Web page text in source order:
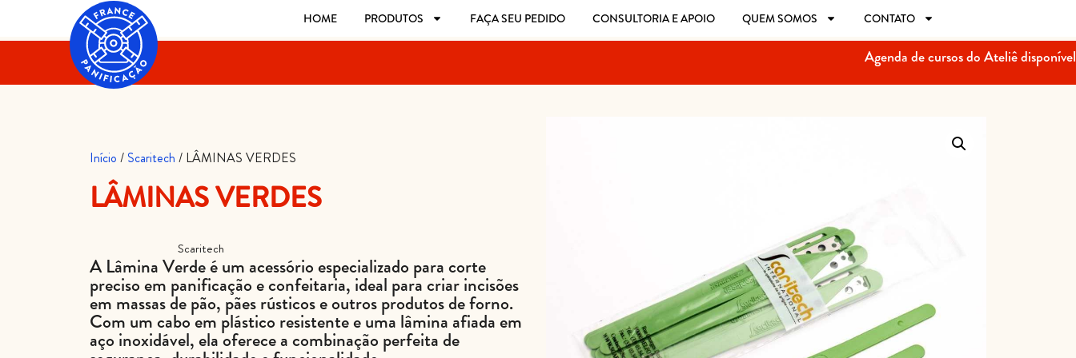
HOME PRODUTOS FAÇA SEU PEDIDO CONSULTORIA E APOIO QUEM SOMOS CONTATO
Agenda de cursos do Ateliê disponível
Início / Scaritech / LÂMINAS VERDES
LÂMINAS VERDES
Scaritech
A Lâmina Verde é um acessório especializado para corte
preciso em panificação e confeitaria, ideal para criar incisões
em massas de pão, pães rústicos e outros produtos de forno.
Com um cabo em plástico resistente e uma lâmina afiada em
aço inoxidável, ela oferece a combinação perfeita de